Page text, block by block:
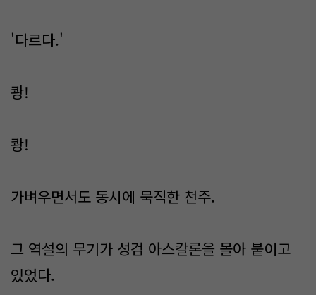
'다르다.'
쾅!
쾅!
가벼우면서도 동시에 묵직한 천주.
그 역설의 무기가 성검 아스칼론을 몰아 붙이고
있었다.